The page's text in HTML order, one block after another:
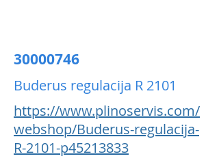
30000746
Buderus regulacija R 2101
https://www.plinoservis.com/
webshop/Buderus-regulacija-
R-2101-p45213833